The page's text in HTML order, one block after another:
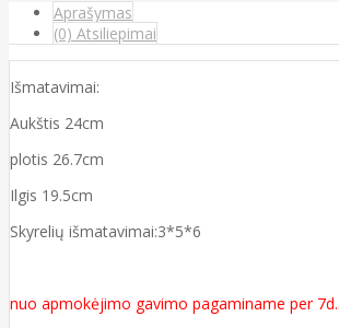
Aprašymas
(0) Atsiliepimai
Išmatavimai:
Aukštis 24cm
plotis 26.7cm
Ilgis 19.5cm
Skyrelių išmatavimai:3*5*6
nuo apmokėjimo gavimo pagaminame per